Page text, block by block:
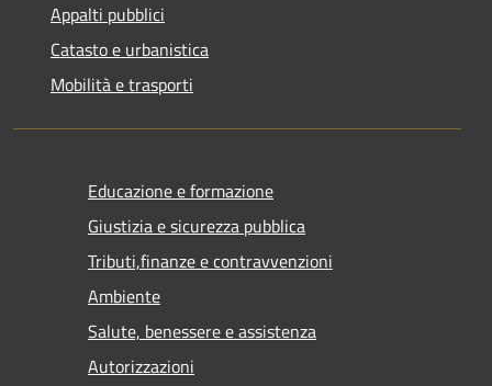
Appalti pubblici
Catasto e urbanistica
Mobilità e trasporti
Educazione e formazione
Giustizia e sicurezza pubblica
Tributi,finanze e contravvenzioni
Ambiente
Salute, benessere e assistenza
Autorizzazioni